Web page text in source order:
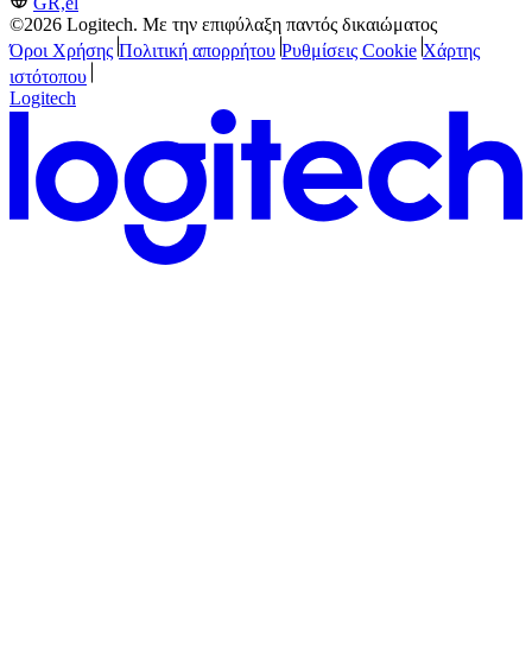
©2026 Logitech. Με την επιφύλαξη παντός δικαιώματος
Όροι Χρήσης Πολιτική απορρήτου Ρυθμίσεις Cookie Χάρτης
ιστότοπου
Logitech